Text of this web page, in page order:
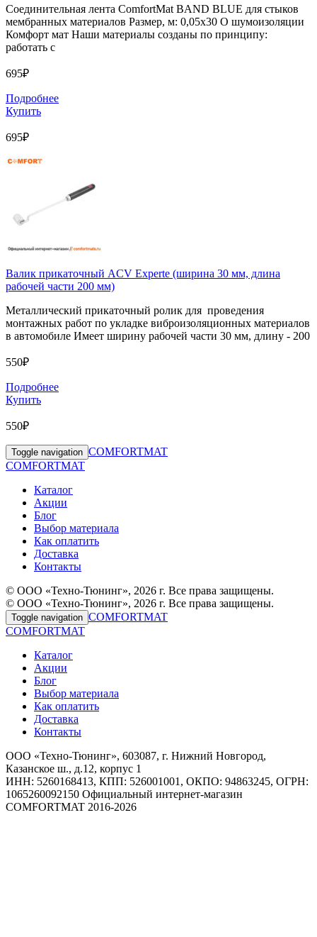
Соединительная лента ComfortMat BAND BLUE для стыков
мембранных материалов Размер, м: 0,05х30 О шумоизоляции
Комфорт мат Наши материалы созданы по принципу:
работать с
695₽
Подробнее
Купить
695₽
Валик прикаточный ACV Experte (ширина 30 мм, длина
рабочей части 200 мм)
Металлический прикаточный ролик для проведения
монтажных работ по укладке виброизоляционных материалов
в автомобиле Имеет ширину рабочей части 30 мм, длину - 200
550₽
Подробнее
Купить
550₽
Toggle navigation COMFORTMAT
COMFORTMAT
Каталог
Акции
Блог
Выбор материала
Как оплатить
Доставка
Контакты
© ООО «Техно-Тюнинг», 2026 г. Все права защищены.
© ООО «Техно-Тюнинг», 2026 г. Все права защищены.
Toggle navigation COMFORTMAT
COMFORTMAT
Каталог
Акции
Блог
Выбор материала
Как оплатить
Доставка
Контакты
ООО «Техно-Тюнинг», 603087, г. Нижний Новгород,
Казанское ш., д.12, корпус 1
ИНН: 5260168413, КПП: 526001001, ОКПО: 94863245, ОГРН:
1065260092150 Официальный интернет-магазин
COMFORTMAT 2016-2026